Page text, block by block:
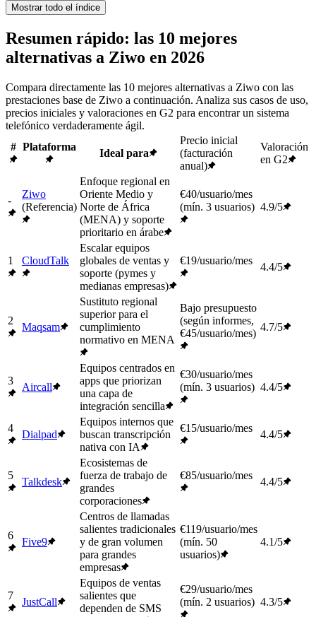
Mostrar todo el índice
Resumen rápido: las 10 mejores
alternativas a Ziwo en 2026
Compara directamente las 10 mejores alternativas a Ziwo con las
prestaciones base de Ziwo a continuación. Analiza sus casos de uso,
precios iniciales y valoraciones en G2 para encontrar un sistema
telefónico verdaderamente ágil.
# Plataforma
Ideal para
Precio inicial
(facturación
anual)
Valoración
en G2
-
Ziwo
(Referencia)
Enfoque regional en
Oriente Medio y
Norte de África
(MENA) y soporte
prioritario en árabe
€40/usuario/mes
(mín. 3 usuarios) 4.9/5
1 CloudTalk
Escalar equipos
globales de ventas y
soporte (pymes y
medianas empresas)
€19/usuario/mes
4.4/5
2
Maqsam
Sustituto regional
superior para el
cumplimiento
normativo en MENA
Bajo presupuesto
(según informes,
€45/usuario/mes)
4.7/5
3
Aircall
Equipos centrados en
apps que priorizan
una capa de
integración sencilla
€30/usuario/mes
(mín. 3 usuarios) 4.4/5
4
Dialpad
Equipos internos que
buscan transcripción
nativa con IA
€15/usuario/mes
4.4/5
5
Talkdesk
Ecosistemas de
fuerza de trabajo de
grandes
corporaciones
€85/usuario/mes
4.4/5
6
Five9
Centros de llamadas
salientes tradicionales
y de gran volumen
para grandes
empresas
€119/usuario/mes
(mín. 50
usuarios)
4.1/5
7
JustCall
Equipos de ventas
salientes que
dependen de SMS
€29/usuario/mes
(mín. 2 usuarios) 4.3/5